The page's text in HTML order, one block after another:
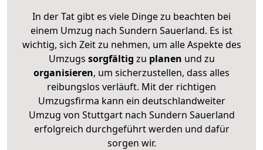
In der Tat gibt es viele Dinge zu beachten bei
einem Umzug nach Sundern Sauerland. Es ist
wichtig, sich Zeit zu nehmen, um alle Aspekte des
Umzugs sorgfältig zu planen und zu
organisieren, um sicherzustellen, dass alles
reibungslos verläuft. Mit der richtigen
Umzugsfirma kann ein deutschlandweiter
Umzug von Stuttgart nach Sundern Sauerland
erfolgreich durchgeführt werden und dafür
sorgen wir.